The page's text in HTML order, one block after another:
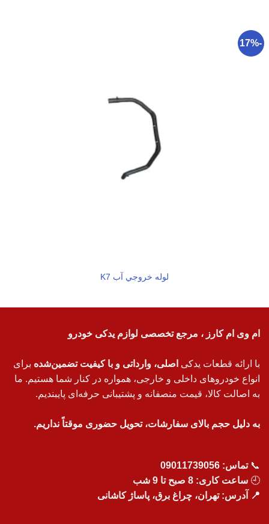
-17%
لوله خروجي آب K7
ام وی ام کارز ، مرجع تخصصی لوازم یدکی خودرو
با ارائه قطعات یدکی اصلی، وارداتی و با کیفیت تضمین‌شده برای
انواع خودروهای داخلی و خارجی، همواره در کنار شما هستیم. ما
به اصالت کالا، قیمت منصفانه و پشتیبانی حرفه‌ای پایبندیم.
به دلیل حجم بالای سفارشات، تحویل حضوری موقتاً نداریم.
📞تماس: 09011739056
🕘 ساعت کاری: 8 صبح تا 9 شب
📍 آدرس: تهران، چراغ برق، پاساژ کاشانی